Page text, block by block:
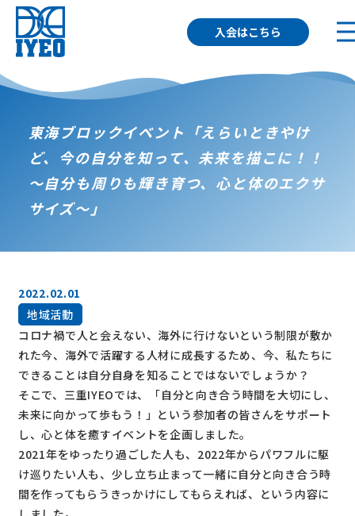
入会はこちら
東海ブロックイベント「えらいときやけ
ど、今の自分を知って、未来を描こに！！
～自分も周りも輝き育つ、心と体のエクサ
サイズ～」
2022.02.01
地域活動
コロナ禍で人と会えない、海外に行けないという制限が敷か
れた今、海外で活躍する人材に成長するため、今、私たちに
できることは自分自身を知ることではないでしょうか？
そこで、三重IYEOでは、「自分と向き合う時間を大切にし、
未来に向かって歩もう！」という参加者の皆さんをサポート
し、心と体を癒すイベントを企画しました。
2021年をゆったり過ごした人も、2022年からパワフルに駆
け巡りたい人も、少し立ち止まって一緒に自分と向き合う時
間を作ってもらうきっかけにしてもらえれば、という内容に